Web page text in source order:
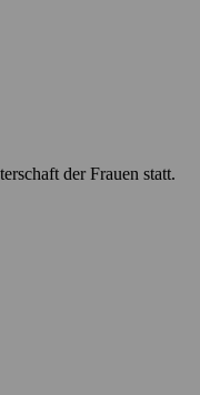
der Frauen statt.